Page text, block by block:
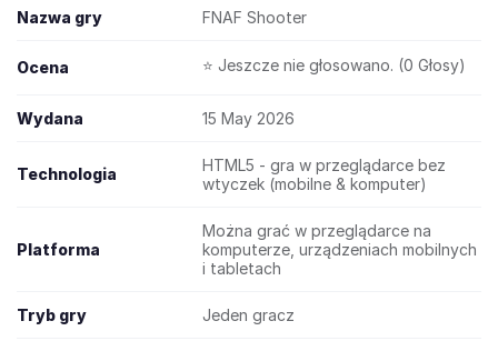
Nazwa gry FNAF Shooter
Ocena ⭐ Jeszcze nie głosowano. (0 Głosy)
Wydana 15 May 2026
Technologia
HTML5 - gra w przeglądarce bez
wtyczek (mobilne & komputer)
Platforma
Można grać w przeglądarce na
komputerze, urządzeniach mobilnych
i tabletach
Tryb gry Jeden gracz